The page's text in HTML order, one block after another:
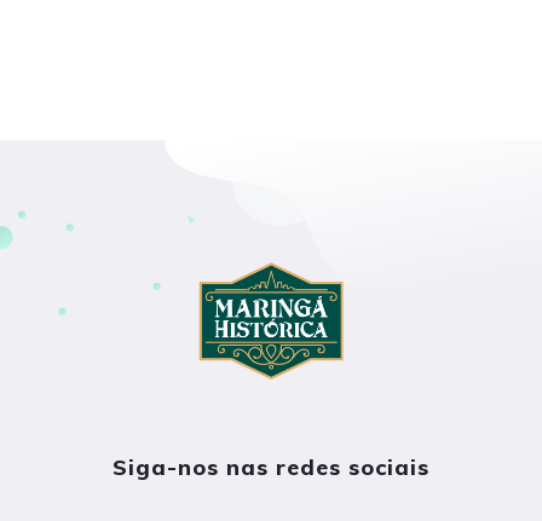
Siga-nos nas redes sociais